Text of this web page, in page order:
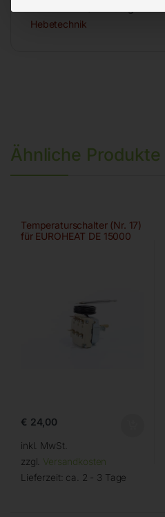
Hebetechnik
Ähnliche Produkte
Temperaturschalter (Nr. 17)
für EUROHEAT DE 15000
€ 24,00
inkl. MwSt.
zzgl. Versandkosten
Lieferzeit: ca. 2 - 3 Tage